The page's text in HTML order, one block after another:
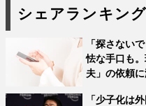
シェアランキング
「探さない
怯な手口も
夫」の依頼
「少子化は